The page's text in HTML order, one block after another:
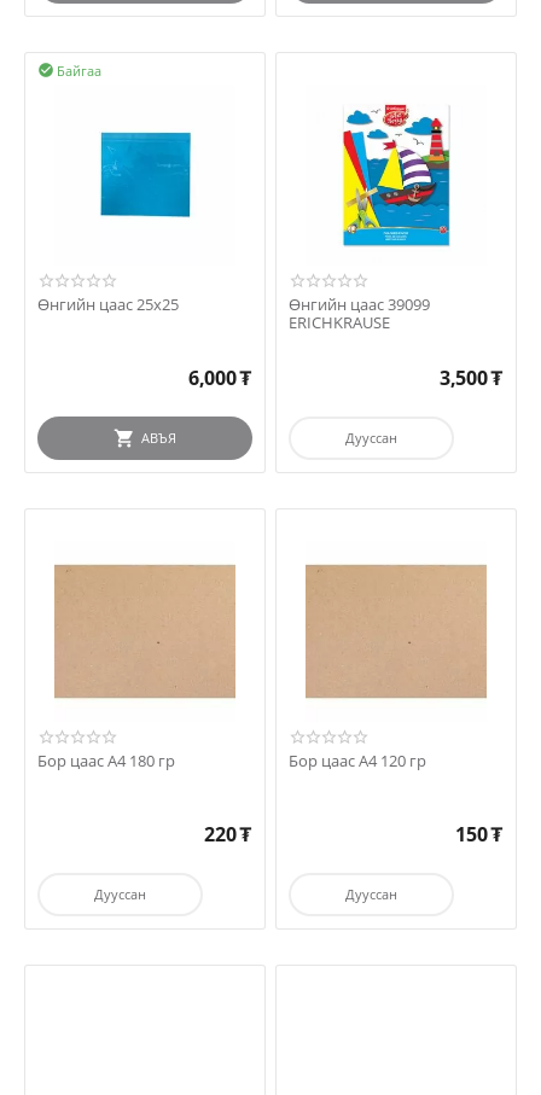
Байгаа

Өнгийн цаас 25x25
6,000₮
АВЪЯ
Өнгийн цаас 39099
ERICHKRAUSE
3,500₮
Дууссан
Бор цаас А4 180 гр
220₮
Дууссан
Бор цаас А4 120 гр
150₮
Дууссан